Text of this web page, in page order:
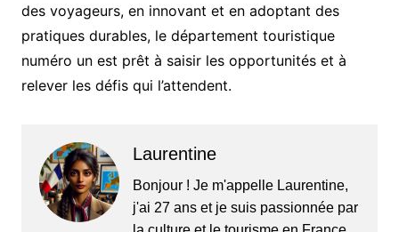
des voyageurs, en innovant et en adoptant des
pratiques durables, le département touristique
numéro un est prêt à saisir les opportunités et à
relever les défis qui l’attendent.
Laurentine
Bonjour ! Je m'appelle Laurentine,
j'ai 27 ans et je suis passionnée par